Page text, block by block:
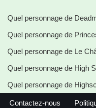
Quel personnage de
Quel personnage de
Quel personnage de Le
Quel personnage de High
Quel personnage de
Contactez-nous